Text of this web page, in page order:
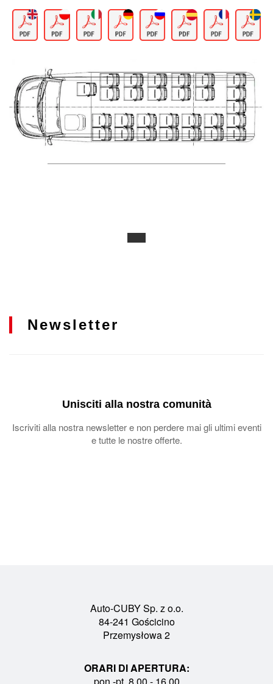
Newsletter
Unisciti alla nostra comunità
Iscriviti alla nostra newsletter e non perdere mai gli ultimi eventi
e tutte le nostre offerte.
Auto-CUBY Sp. z o.o.
84-241 Gościcino
Przemysłowa 2
ORARI DI APERTURA: